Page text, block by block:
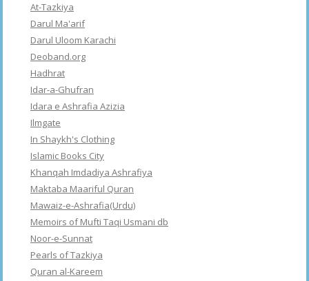
At-Tazkiya
Darul Ma'arif
Darul Uloom Karachi
Deoband.org
Hadhrat
Idar-a-Ghufran
Idara e Ashrafia Azizia
Ilmgate
In Shaykh's Clothing
Islamic Books City
Khanqah Imdadiya Ashrafiya
Maktaba Maariful Quran
Mawaiz-e-Ashrafia(Urdu)
Memoirs of Mufti Taqi Usmani db
Noor-e-Sunnat
Pearls of Tazkiya
Quran al-Kareem